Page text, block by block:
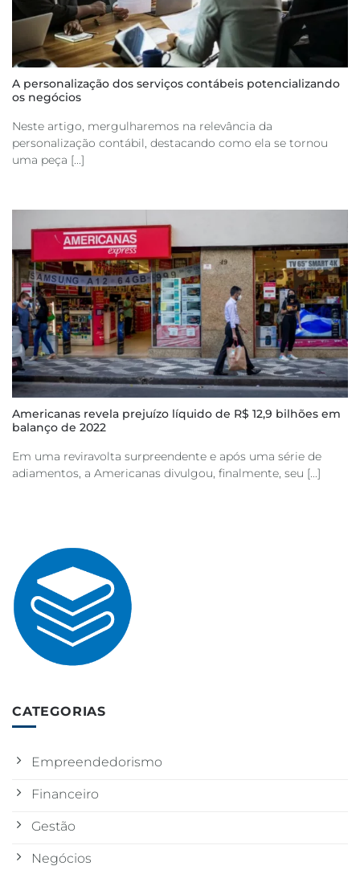
A personalização dos serviços contábeis potencializando
os negócios
Neste artigo, mergulharemos na relevância da
personalização contábil, destacando como ela se tornou
uma peça [...]
Americanas revela prejuízo líquido de R$ 12,9 bilhões em
balanço de 2022
Em uma reviravolta surpreendente e após uma série de
adiamentos, a Americanas divulgou, finalmente, seu [...]
CATEGORIAS
Empreendedorismo
Financeiro
Gestão
Negócios